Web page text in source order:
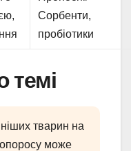
Сорбенти,
пробіотики
темі
тварин на
опоросу може